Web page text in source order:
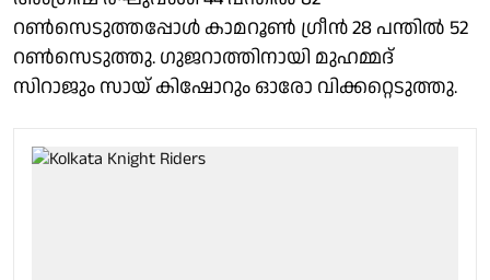
റണ്‍സെടുത്തപ്പോള്‍ കാമറൂണ്‍ ഗ്രീന്‍ 28 പന്തില്‍ 52
റണ്‍സെടുത്തു. ഗുജറാത്തിനായി മുഹമ്മദ്
സിറാജും സായ് കിഷോറും ഓരോ വിക്കറ്റെടുത്തു.